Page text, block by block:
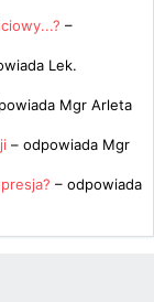
–
Lek.
Mgr Arleta
– odpowiada Mgr
– odpowiada